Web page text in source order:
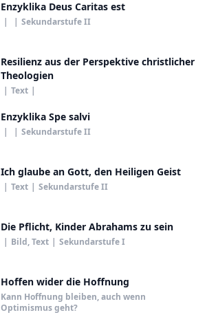
Enzyklika Deus Caritas est
| | Sekundarstufe II
Resilienz aus der Perspektive christlicher
Theologien
| Text |
Enzyklika Spe salvi
| | Sekundarstufe II
Ich glaube an Gott, den Heiligen Geist
| Text | Sekundarstufe II
Die Pflicht, Kinder Abrahams zu sein
| Bild, Text | Sekundarstufe I
Hoffen wider die Hoffnung
Kann Hoffnung bleiben, auch wenn
Optimismus geht?